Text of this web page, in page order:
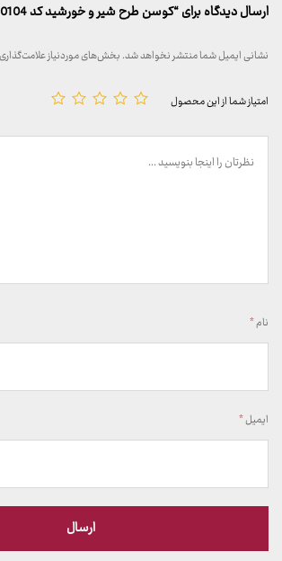
ارسال دیدگاه برای “کوسن طرح شیر و خورشید کد 600104”
نشانی ایمیل شما منتشر نخواهد شد.بخش‌های موردنیاز
امتیاز شما از این محصول
نام*
ایمیل*